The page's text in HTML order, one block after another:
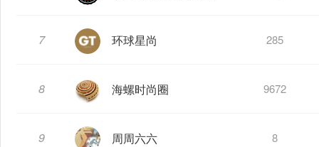
7 环球星尚 285
8 海螺时尚圈 9672
9 周周六六 8